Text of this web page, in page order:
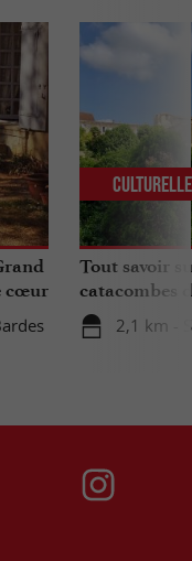
cœur
Tout savoir
catacombes
2,1 km -
Culturelle